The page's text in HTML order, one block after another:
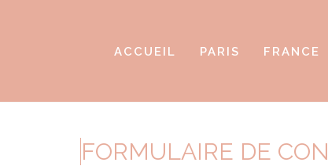
ACCUEIL PARIS FRANCE
FORMULAIRE DE